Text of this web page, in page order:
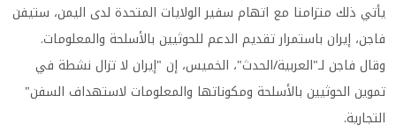
يأتي ذلك متزامنا مع اتهام سفير الولايات المتحدة لدى اليمن، ستيفن
فاجن، إيران باستمرار تقديم الدعم للحوثيين بالأسلحة والمعلومات.
وقال فاجن لـ"العربية/الحدث"، الخميس، إن "إيران لا تزال نشطة في
تموين الحوثيين بالأسلحة ومكوناتها والمعلومات لاستهداف السفن"
التجارية.